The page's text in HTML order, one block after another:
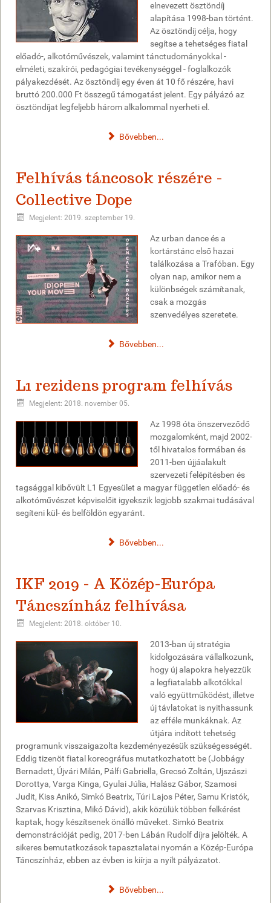
elnevezett ösztöndíj
alapítása 1998-ban történt.
Az ösztöndíj célja, hogy
segítse a tehetséges fiatal
előadó-, alkotóművészek, valamint tánctudományokkal -
elméleti, szakírói, pedagógiai tevékenységgel - foglalkozók
pályakezdését. Az ösztöndíj egy éven át 10 fő részére, havi
bruttó 200.000 Ft összegű támogatást jelent. Egy pályázó az
ösztöndíjat legfeljebb három alkalommal nyerheti el.
Bővebben...
Felhívás táncosok részére -
Collective Dope
Megjelent: 2019. szeptember 19.
Az urban dance és a
kortárstánc első hazai
találkozása a Trafóban. Egy
olyan nap, amikor nem a
különbségek számítanak,
csak a mozgás
szenvedélyes szeretete.
Bővebben...
L1 rezidens program felhívás
Megjelent: 2018. november 05.
Az 1998 óta önszerveződő
mozgalomként, majd 2002-
től hivatalos formában és
2011-ben újjáalakult
szervezeti felépítésben és
tagsággal kibővült L1 Egyesület a magyar független előadó- és
alkotóművészet képviselőit igyekszik legjobb szakmai tudásával
segíteni kül- és belföldön egyaránt.
Bővebben...
IKF 2019 - A Közép-Európa
Táncszínház felhívása
Megjelent: 2018. október 10.
2013-ban új stratégia
kidolgozására vállalkozunk,
hogy új alapokra helyezzük
a legfiatalabb alkotókkal
való együttműködést, illetve
új távlatokat is nyithassunk
az efféle munkáknak. Az
útjára indított tehetség
programunk visszaigazolta kezdeményezésük szükségességét.
Eddig tizenöt fiatal koreográfus mutatkozhatott be (Jobbágy
Bernadett, Újvári Milán, Pálfi Gabriella, Grecsó Zoltán, Ujszászi
Dorottya, Varga Kinga, Gyulai Júlia, Halász Gábor, Szamosi
Judit, Kiss Anikó, Simkó Beatrix, Túri Lajos Péter, Samu Kristók,
Szarvas Krisztina, Mikó Dávid), akik közülük többen felkérést
kaptak, hogy készítsenek önálló műveket. Simkó Beatrix
demonstrációját pedig, 2017-ben Lábán Rudolf díjra jelölték. A
sikeres bemutatkozások tapasztalatai nyomán a Közép-Európa
Táncszínház, ebben az évben is kiírja a nyílt pályázatot.
Bővebben...